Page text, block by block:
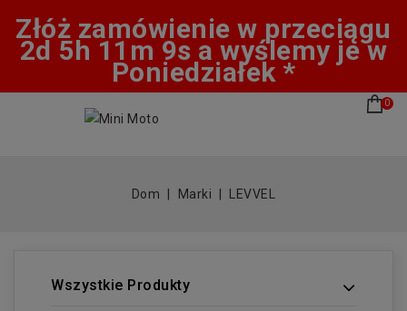
Złóż zamówienie w przeciągu
2d 5h 11m 8s a wyślemy je w
Poniedziałek *
0
Dom Marki LEVVEL
Wszystkie Produkty